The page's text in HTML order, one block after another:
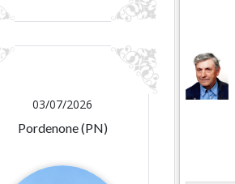
03/07/2026
Pordenone (PN)